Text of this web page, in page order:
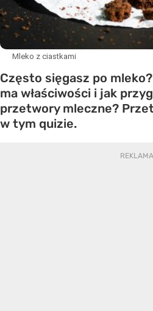
Mleko z ciastkami
Często sięgasz po
ma właściwości i jak
przetwory mleczne?
w tym quizie.